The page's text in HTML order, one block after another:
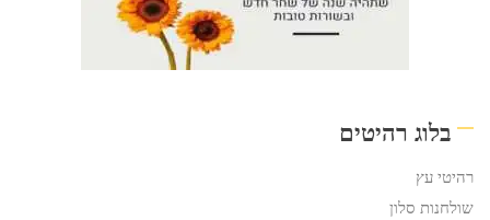
בלוג רהיטים
רהיטי עץ
שולחנות סלון